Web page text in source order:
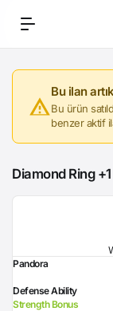
Bu ilan
Bu ürün
benzer aktif
Diamond Ring +1
Pandora
Defense Ability
Strength Bonus